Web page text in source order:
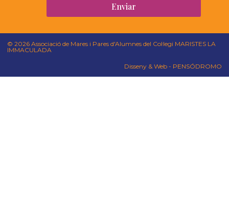
Enviar
© 2026 Associació de Mares i Pares d'Alumnes del Col·legi MARISTES LA
IMMACULADA
Disseny & Web - PENSÓDROMO